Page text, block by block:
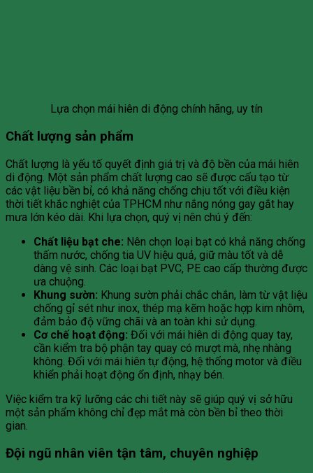
Lựa chọn mái hiên di động chính hãng, uy tín
Chất lượng sản phẩm
Chất lượng là yếu tố quyết định giá trị và độ bền của mái hiên
di động. Một sản phẩm chất lượng cao sẽ được cấu tạo từ
các vật liệu bền bỉ, có khả năng chống chịu tốt với điều kiện
thời tiết khắc nghiệt của TPHCM như nắng nóng gay gắt hay
mưa lớn kéo dài. Khi lựa chọn, quý vị nên chú ý đến:
Chất liệu bạt che: Nên chọn loại bạt có khả năng chống
thấm nước, chống tia UV hiệu quả, giữ màu tốt và dễ
dàng vệ sinh. Các loại bạt PVC, PE cao cấp thường được
ưa chuộng.
Khung sườn: Khung sườn phải chắc chắn, làm từ vật liệu
chống gỉ sét như inox, thép mạ kẽm hoặc hợp kim nhôm,
đảm bảo độ vững chãi và an toàn khi sử dụng.
Cơ chế hoạt động: Đối với mái hiên di động quay tay,
cần kiểm tra bộ phận tay quay có mượt mà, nhẹ nhàng
không. Đối với mái hiên tự động, hệ thống motor và điều
khiển phải hoạt động ổn định, nhạy bén.
Việc kiểm tra kỹ lưỡng các chi tiết này sẽ giúp quý vị sở hữu
một sản phẩm không chỉ đẹp mắt mà còn bền bỉ theo thời
gian.
Đội ngũ nhân viên tận tâm, chuyên nghiệp